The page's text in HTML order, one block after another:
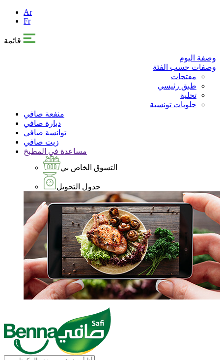
Ar
Fr
قائمة
وصفة اليوم
وصفات حسب الفئة
مفتحات
طبق رئيسي
تحلية
حلويات تونسية
منفعة صافي
دبارة صافي
توانسة صافي
زيت صافي
مساعدة في المطبخ
التسوق الخاص بي
جدول التحويل